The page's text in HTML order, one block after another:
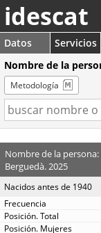
idescat
Datos Servicios
Nombre de la
Metodología
Nombre de la
Berguedà. 2025
Nacidos antes de 1940